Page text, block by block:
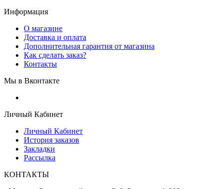
Информация
О магазине
Доставка и оплата
Дополнительная гарантия от магазина
Как сделать заказ?
Контакты
Мы в Вконтакте
Личный Кабинет
Личный Кабинет
История заказов
Закладки
Рассылка
КОНТАКТЫ